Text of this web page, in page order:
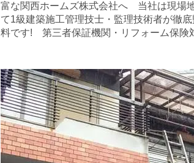
富な関西ホームズ株式会社へ 当社は現場
て1級建築施工管理技士・監理技術者が徹
料です! 第三者保証機関・リフォーム保険